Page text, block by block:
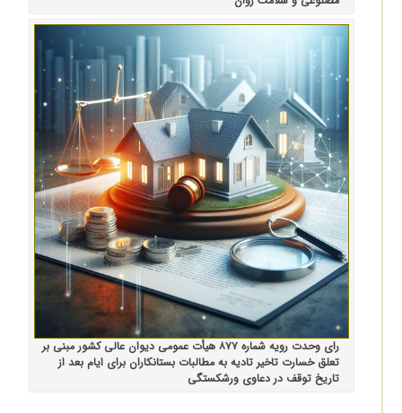
رای وحدت رویه شماره ۸۷۷ هیأت عمومی دیوان عالی کشور مبنی بر
تعلق خسارت تاخیر تادیه به مطالبات بستانکاران برای ایام بعد از
تاریخ توقف در دعاوی ورشکستگی